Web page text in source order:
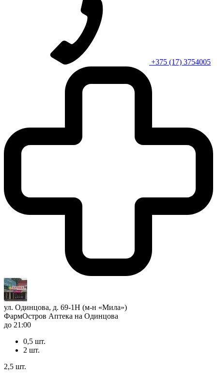
+375 (17) 3754005
ул. Одинцова, д. 69-1Н (м-н «Мила»)
ФармОстров Аптека на Одинцова
до 21:00
0,5 шт.
2 шт.
2,5 шт.